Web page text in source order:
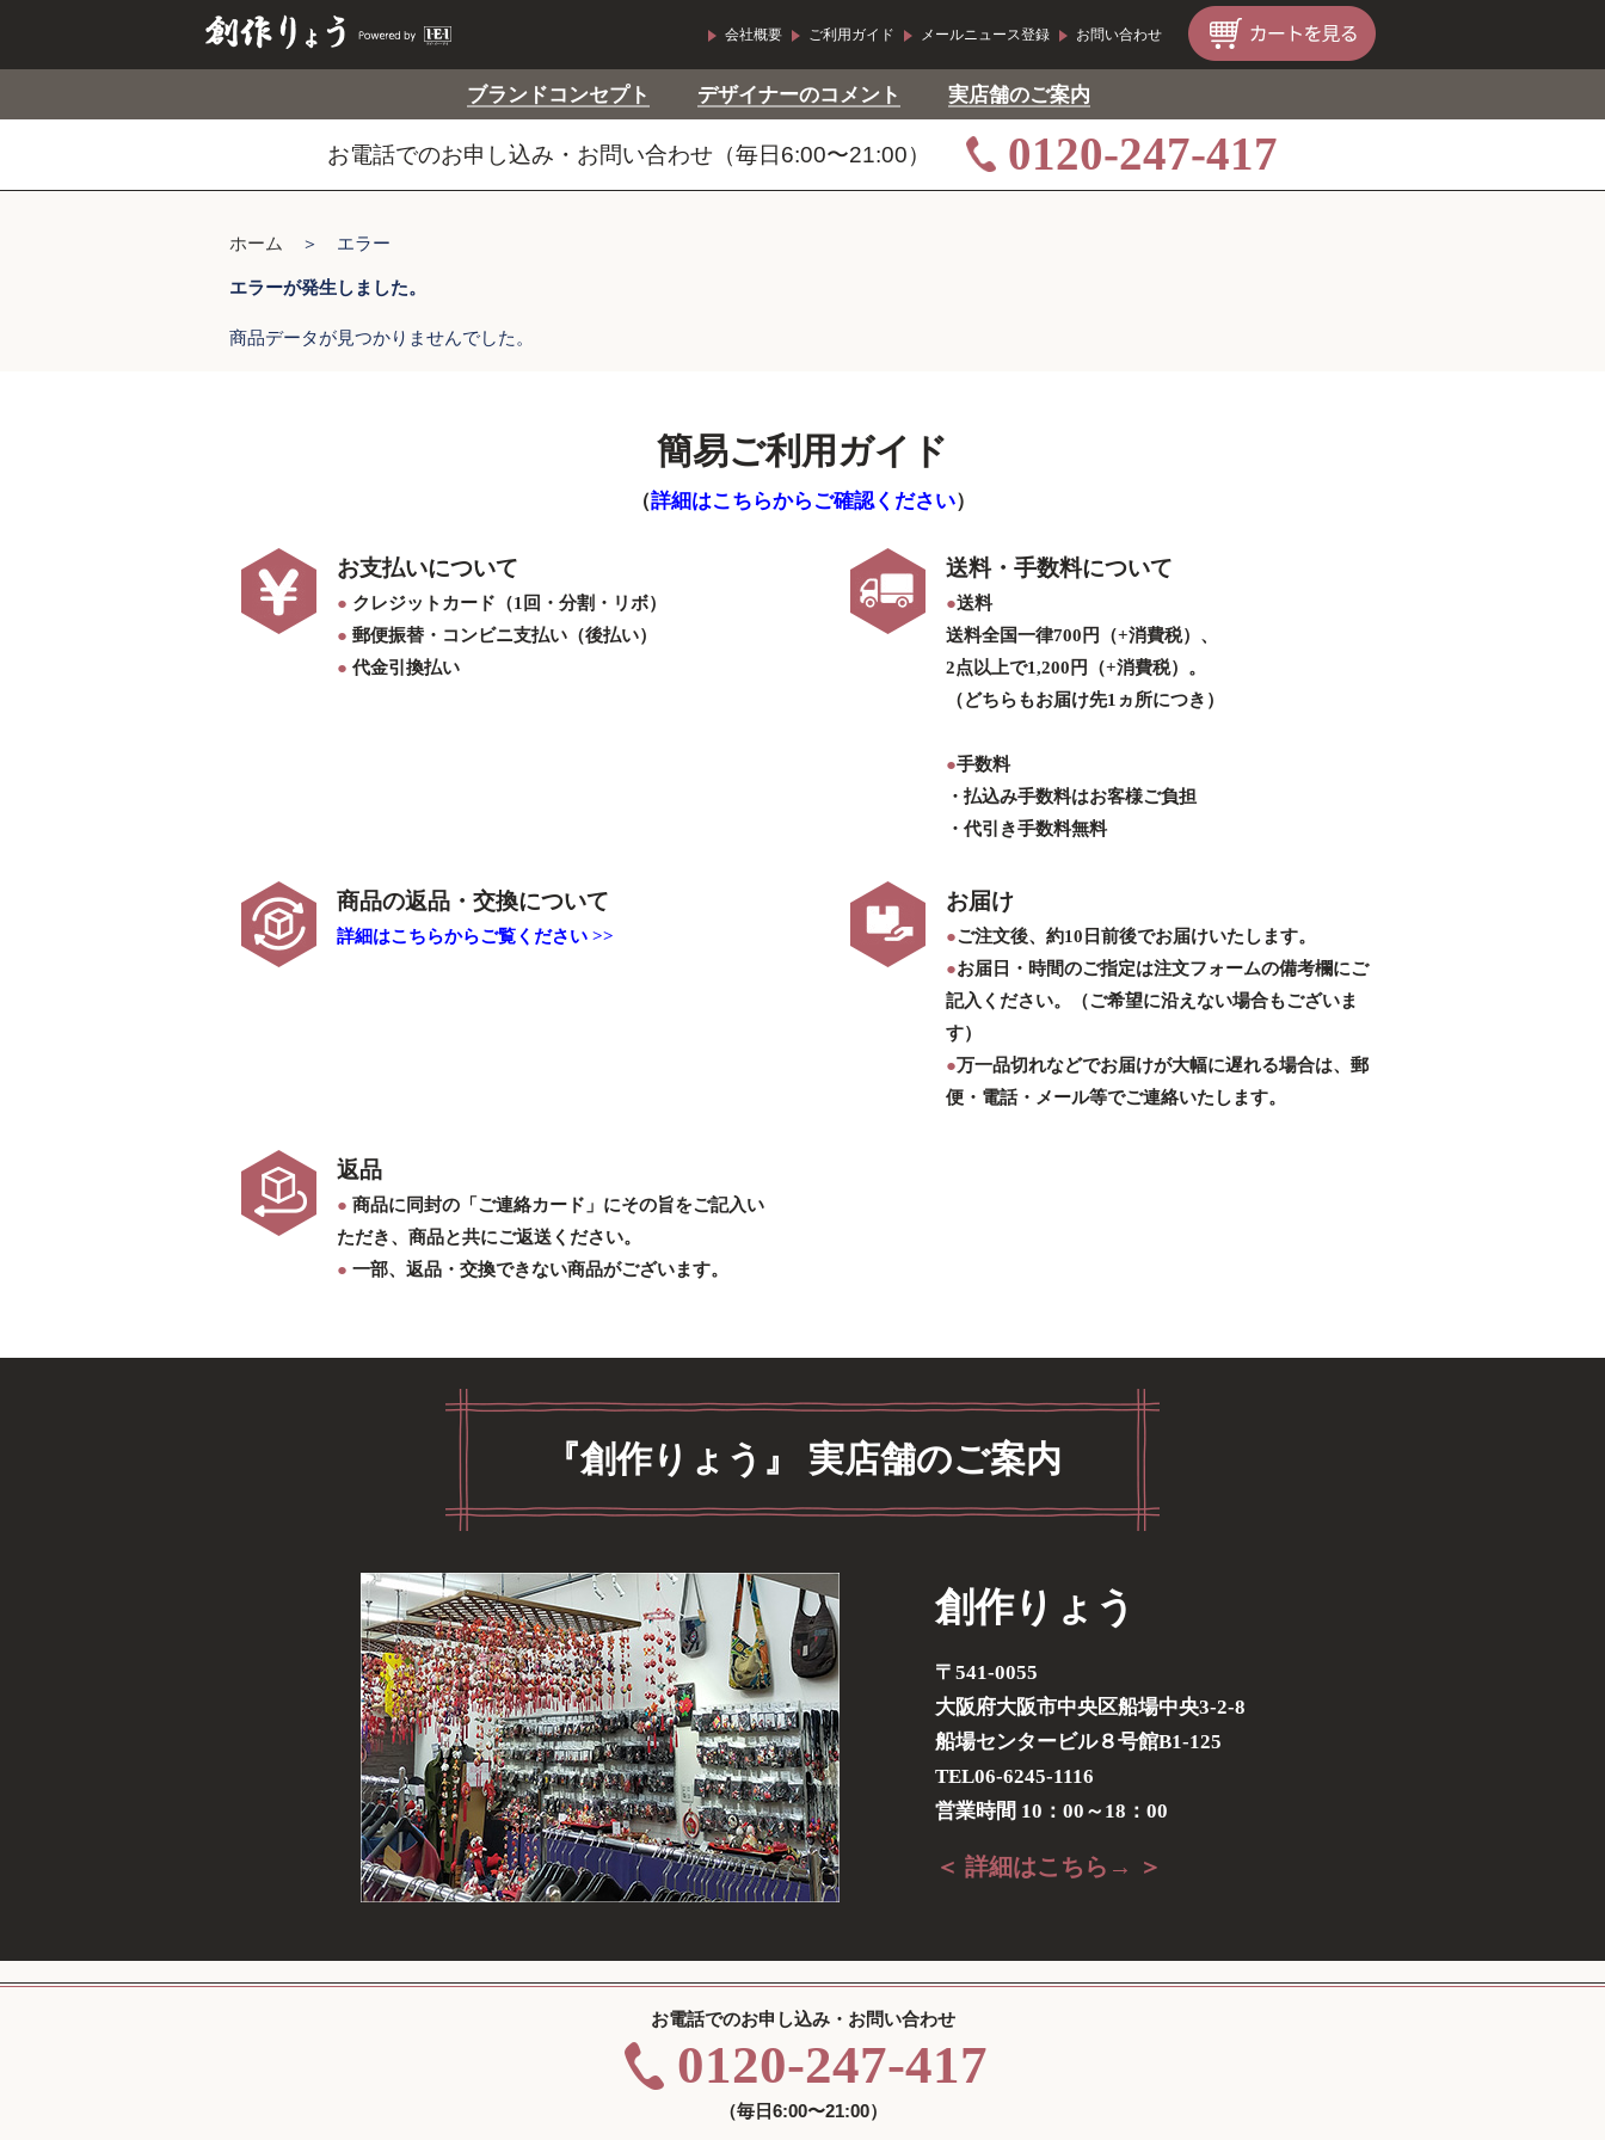
会社概要 ご利用ガイド メールニュース登録 お問い合わせ
ブランドコンセプト デザイナーのコメント 実店舗のご案内
お電話でのお申し込み・お問い合わせ（毎日6:00〜21:00） 0120-247-417
ホーム ＞ エラー
エラーが発生しました。
商品データが見つかりませんでした。
簡易ご利用ガイド
（詳細はこちらからご確認ください）
お支払いについて
● クレジットカード（1回・分割・リボ）
● 郵便振替・コンビニ支払い（後払い）
● 代金引換払い
送料・手数料について
●送料
送料全国一律700円（+消費税）、
2点以上で1,200円（+消費税）。
（どちらもお届け先1ヵ所につき）
●手数料
・払込み手数料はお客様ご負担
・代引き手数料無料
商品の返品・交換について
詳細はこちらからご覧ください >>
お届け
●ご注文後、約10日前後でお届けいたします。
●お届日・時間のご指定は注文フォームの備考欄にご
記入ください。（ご希望に沿えない場合もございま
す）
●万一品切れなどでお届けが大幅に遅れる場合は、郵
便・電話・メール等でご連絡いたします。
返品
● 商品に同封の「ご連絡カード」にその旨をご記入い
ただき、商品と共にご返送ください。
● 一部、返品・交換できない商品がございます。
『創作りょう』 実店舗のご案内
創作りょう
〒541-0055
大阪府大阪市中央区船場中央3-2-8
船場センタービル８号館B1-125
TEL06-6245-1116
営業時間 10：00～18：00
＜ 詳細はこちら→ ＞
お電話でのお申し込み・お問い合わせ
0120-247-417
（毎日6:00〜21:00）